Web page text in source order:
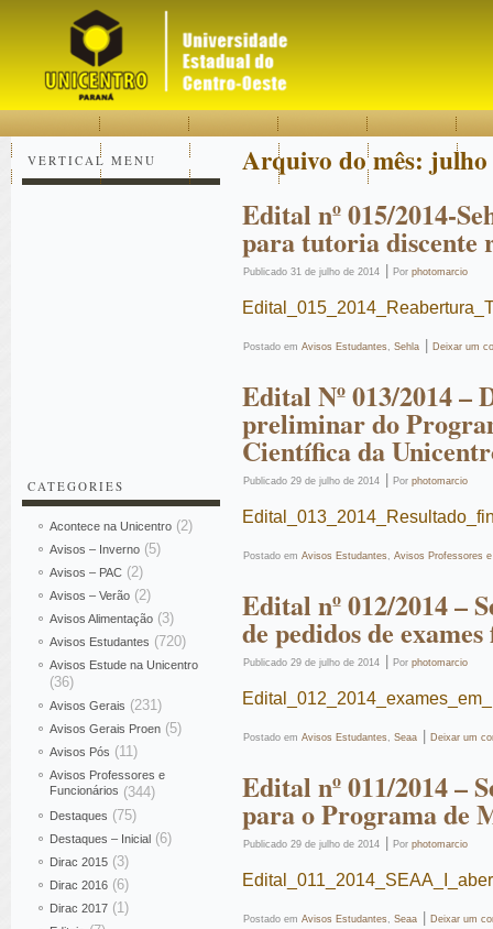
VERTICAL MENU
CATEGORIES
Acontece na Unicentro (2)
Avisos – Inverno (5)
Avisos – PAC (2)
Avisos – Verão (2)
Avisos Alimentação (3)
Avisos Estudantes (720)
Avisos Estude na Unicentro
(36)
Avisos Gerais (231)
Avisos Gerais Proen (5)
Avisos Pós (11)
Avisos Professores e
Funcionários (344)
Destaques (75)
Destaques – Inicial (6)
Dirac 2015 (3)
Dirac 2016 (6)
Dirac 2017 (1)
Arquivo do mês: julho
Edital nº 015/2014-
para tutoria discente
Publicado 31 de julho de 2014 Por photomarcio
Postado em Avisos Estudantes , Sehla Deixar um
Edital Nº 013/2014 –
preliminar do
Científica da
Publicado 29 de julho de 2014 Por photomarcio
Postado em Avisos Estudantes , Avisos Professores
Edital nº 012/2014 –
de pedidos de
Publicado 29 de julho de 2014 Por photomarcio
Postado em Avisos Estudantes , Seaa Deixar um
Edital nº 011/2014 –
para o Programa de
Publicado 29 de julho de 2014 Por photomarcio
Postado em Avisos Estudantes , Seaa Deixar um